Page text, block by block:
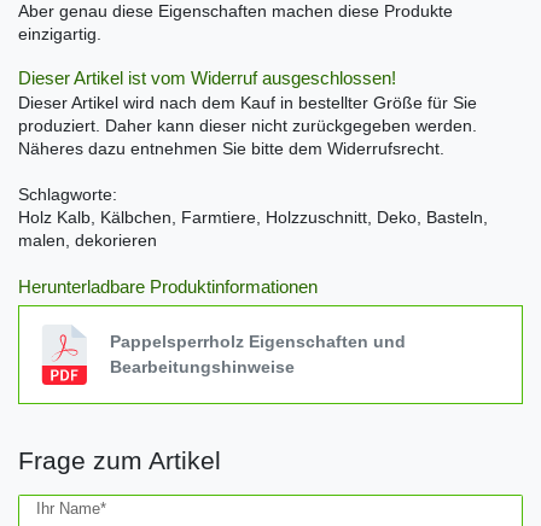
Aber genau diese Eigenschaften machen diese Produkte
einzigartig.
Dieser Artikel ist vom Widerruf ausgeschlossen!
Dieser Artikel wird nach dem Kauf in bestellter Größe für Sie
produziert. Daher kann dieser nicht zurückgegeben werden.
Näheres dazu entnehmen Sie bitte dem Widerrufsrecht.
Schlagworte:
Holz Kalb, Kälbchen, Farmtiere, Holzzuschnitt, Deko, Basteln,
malen, dekorieren
Herunterladbare Produktinformationen
Pappelsperrholz Eigenschaften und
Bearbeitungshinweise
Frage zum Artikel
Ihr Name*
Ceres::Template.mailFormHoneypotLabel